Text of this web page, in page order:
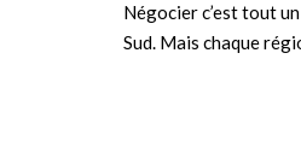
Négocier c’est tout
Sud. Mais chaque